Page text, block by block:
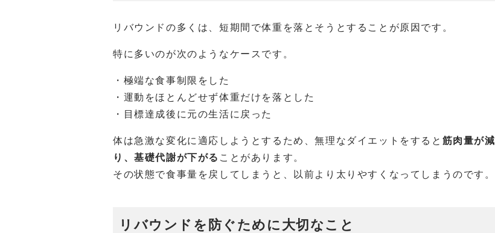
リバウンドの多くは、短期間で体重を落とそうとすることが原因です。
特に多いのが次のようなケースです。
・極端な食事制限をした
・運動をほとんどせず体重だけを落とした
・目標達成後に元の生活に戻った
体は急激な変化に適応しようとするため、無理なダイエットをすると 筋肉量が減
り、基礎代謝が下がる ことがあります。
その状態で食事量を戻してしまうと、以前より太りやすくなってしまうのです。
リバウンドを防ぐために大切なこと